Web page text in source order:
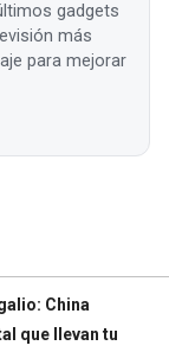
gadgets
más
para mejorar
China
que llevan tu